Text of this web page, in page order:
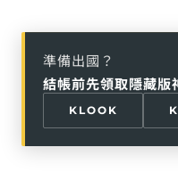
準備出國？
結帳前先領取隱藏版
KLOOK